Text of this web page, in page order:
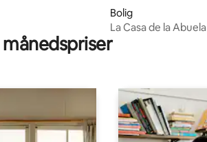
Bolig
La Casa de la Abuela